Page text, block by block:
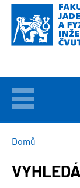
Přejít
hlavnímu
obsahu
VÍTEJTE
UCHAZEČI
STUDIUM
Domů